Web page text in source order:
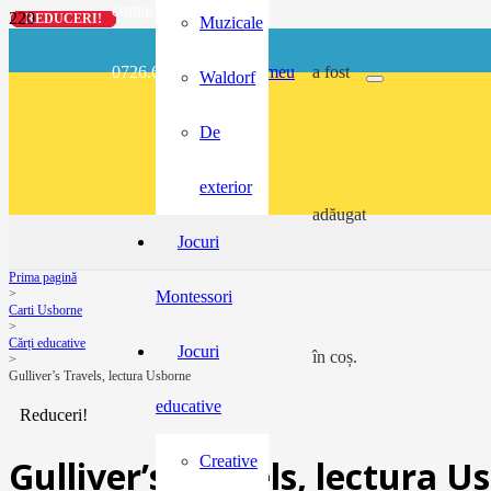
contact@buzunarel.ro
0726.697.486 meu a fost
adăugat
în coș.
Muzicale
Waldorf
De
exterior
Jocuri
Montessori
Jocuri
educative
Creative
Prima pagină
>
Carti Usborne
>
Cărți educative
>
Gulliver’s Travels, lectura Usborne
Reduceri!
Gulliver’s Travels, lectura
REDUCERI!
REDUCERI!
REDUCERI!
REDUCERI!